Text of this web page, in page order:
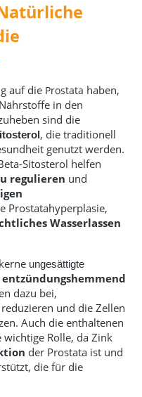
auf die Prostata haben,
in den
sind die
, die traditionell
genutzt werden.
Sitosterol helfen
regulieren und
Prostatahyperplasie,
Wasserlassen
ungesättigte
entzündungshemmend
dazu bei,
und die Zellen
Auch die enthaltenen
wichtige Rolle, da Zink
der Prostata ist und
die für die